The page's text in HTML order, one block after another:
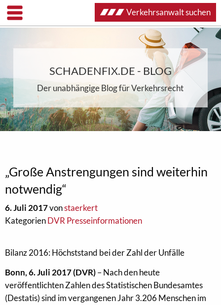
SCHADENFIX.DE - BLOG
Der unabhängige Blog für Verkehrsrecht
„Große Anstrengungen sind weiterhin
notwendig“
6. Juli 2017vonstaerkert
KategorienDVR Presseinformationen
Bilanz 2016: Höchststand bei der Zahl der Unfälle
Bonn, 6. Juli 2017 (DVR)– Nach den heute
veröffentlichten Zahlen des Statistischen Bundesamtes
(Destatis) sind im vergangenen Jahr 3.206 Menschen im
Verkehrsanwalt suchen